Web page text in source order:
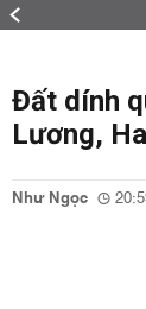
Đất dính
Lương,
Như Ngọc